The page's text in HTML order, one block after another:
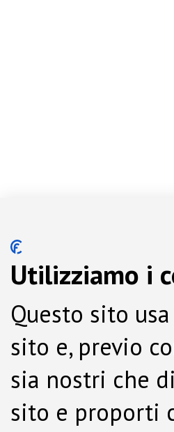
Utilizziamo i
Questo sito
sito e, previo
sia nostri che
sito e proporti